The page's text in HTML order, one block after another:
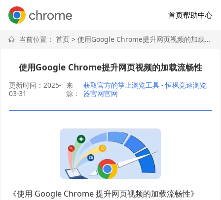
首页帮助中心
当前位置： 首页> 使用Google Chrome提升网页视频的加载流畅性
使用Google Chrome提升网页视频的加载流畅性
更新时间：2025-
03-31
来
源：
获取官方的掌上浏览工具 - 恒枫竞速浏览
器官网官网
《使用 Google Chrome 提升网页视频的加载流畅性》